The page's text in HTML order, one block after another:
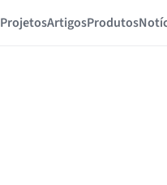
ProjetosArtigosProdutos